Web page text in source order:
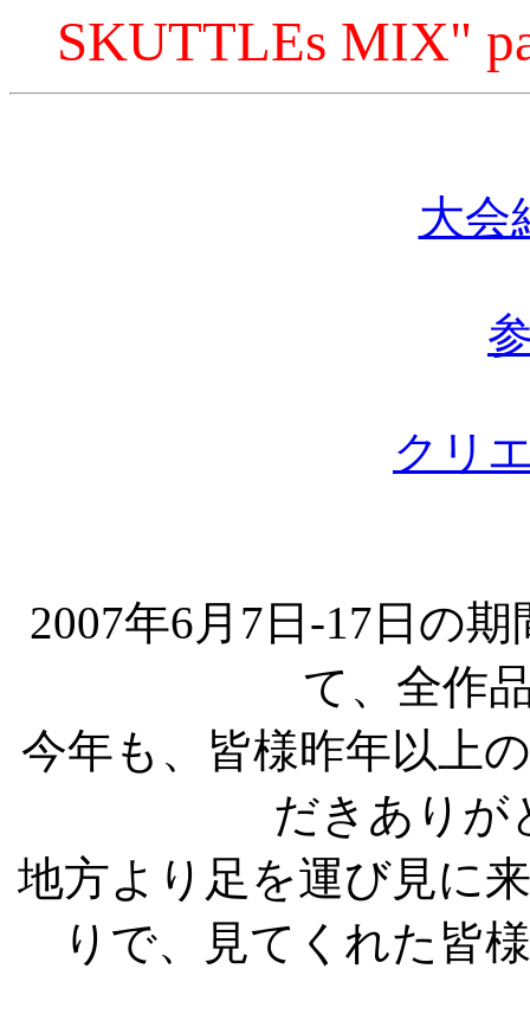
SKUTTLEs MIX"
大会
クリ
2007年6月7日-17日の
て、全作
今年も、皆様昨年以上
だきありが
地方より足を運び見に
りで、見てくれた皆